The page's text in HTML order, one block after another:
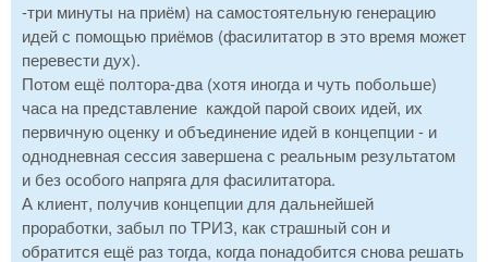
-три минуты на приём) на самостоятельную генерацию
идей с помощью приёмов (фасилитатор в это время может
перевести дух).
Потом ещё полтора-два (хотя иногда и чуть побольше)
часа на представление каждой парой своих идей, их
первичную оценку и объединение идей в концепции - и
однодневная сессия завершена с реальным результатом
и без особого напряга для фасилитатора.
А клиент, получив концепции для дальнейшей
проработки, забыл по ТРИЗ, как страшный сон и
обратится ещё раз тогда, когда понадобится снова решать